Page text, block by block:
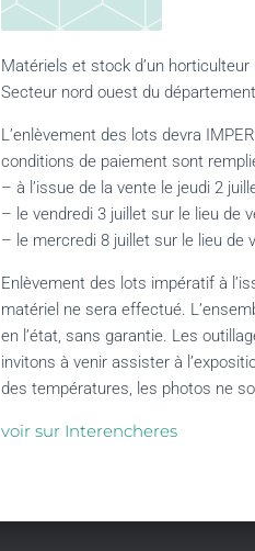
Matériels et stock d’un horticulteur
Secteur nord ouest du
L’enlèvement des lots devra
conditions de paiement sont
– à l’issue de la vente le jeudi 2
– le vendredi 3 juillet sur le lieu de
– le mercredi 8 juillet sur le lieu de
Enlèvement des lots impératif à
matériel ne sera effectué.
en l’état, sans garantie. Les
invitons à venir assister à
des températures, les photos ne
voir sur Interencheres